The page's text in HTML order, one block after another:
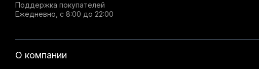
О компании
Поддержка покупателей
Ежедневно, с 8:00 до 22:00